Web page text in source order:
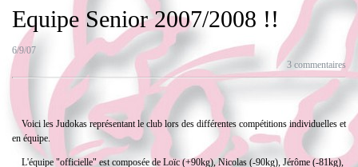
Equipe Senior 2007/2008 !!
6/9/07
3 commentaires
Voici les Judokas représentant le club lors des différentes compétitions individuelles et
en équipe.
L'équipe "officielle" est composée de Loïc (+90kg), Nicolas (-90kg), Jérôme (-81kg),